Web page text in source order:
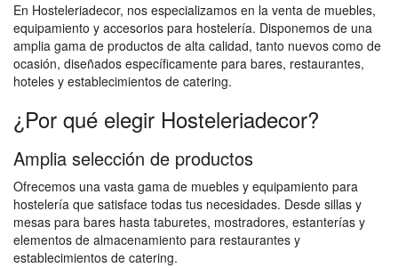
En Hosteleriadecor, nos especializamos en la venta de muebles,
equipamiento y accesorios para hostelería. Disponemos de una
amplia gama de productos de alta calidad, tanto nuevos como de
ocasión, diseñados específicamente para bares, restaurantes,
hoteles y establecimientos de catering.
¿Por qué elegir Hosteleriadecor?
Amplia selección de productos
Ofrecemos una vasta gama de muebles y equipamiento para
hostelería que satisface todas tus necesidades. Desde sillas y
mesas para bares hasta taburetes, mostradores, estanterías y
elementos de almacenamiento para restaurantes y
establecimientos de catering.